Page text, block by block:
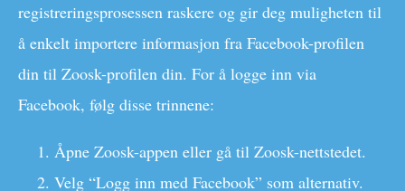
registreringsprosessen raskere og gir deg muligheten til
å enkelt importere informasjon fra Facebook-profilen
din til Zoosk-profilen din. For å logge inn via
Facebook, følg disse trinnene:
Åpne Zoosk-appen eller gå til Zoosk-nettstedet.
Velg “Logg inn med Facebook” som alternativ.